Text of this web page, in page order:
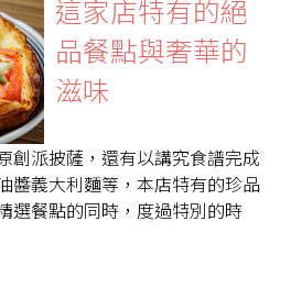
這家店特有的絕
品餐點與奢華的
滋味
創派披薩，還有以講究食譜完成
醬義大利麵等，本店特有的珍品
選餐點的同時，度過特別的時